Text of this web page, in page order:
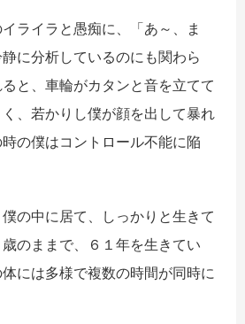
ライラと愚痴に、「あ～、ま
に分析しているのにも関わら
と、車輪がカタンと音を立てて
、若かりし僕が顔を出して暴れ
の僕はコントロール不能に陥
の中に居て、しっかりと生きて
のままで、６１年を生きてい
には多様で複数の時間が同時に